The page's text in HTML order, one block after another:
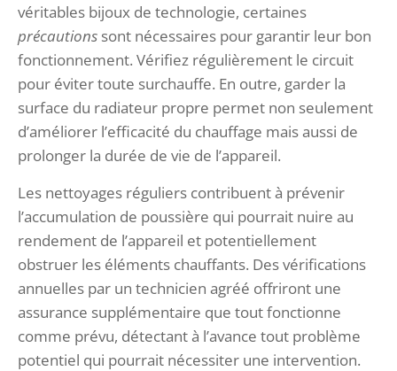
véritables bijoux de technologie, certaines
précautions sont nécessaires pour garantir leur bon
fonctionnement. Vérifiez régulièrement le circuit
pour éviter toute surchauffe. En outre, garder la
surface du radiateur propre permet non seulement
d’améliorer l’efficacité du chauffage mais aussi de
prolonger la durée de vie de l’appareil.
Les nettoyages réguliers contribuent à prévenir
l’accumulation de poussière qui pourrait nuire au
rendement de l’appareil et potentiellement
obstruer les éléments chauffants. Des vérifications
annuelles par un technicien agréé offriront une
assurance supplémentaire que tout fonctionne
comme prévu, détectant à l’avance tout problème
potentiel qui pourrait nécessiter une intervention.